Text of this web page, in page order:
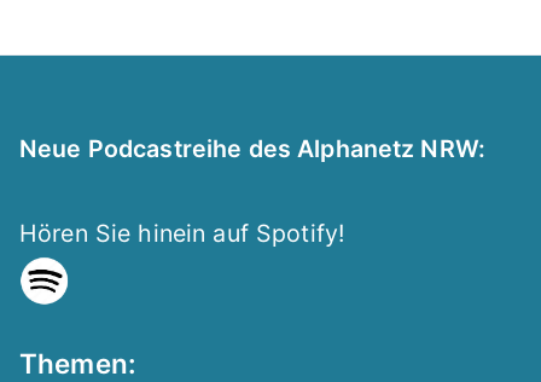
Neue Podcastreihe des Alphanetz NRW:
Hören Sie hinein auf Spotify!
Themen: